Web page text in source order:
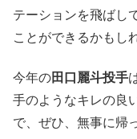
テーションを飛ばし
ことができるかもし
今年の田口麗斗投手
手のようなキレの良
で、ぜひ、無事に帰